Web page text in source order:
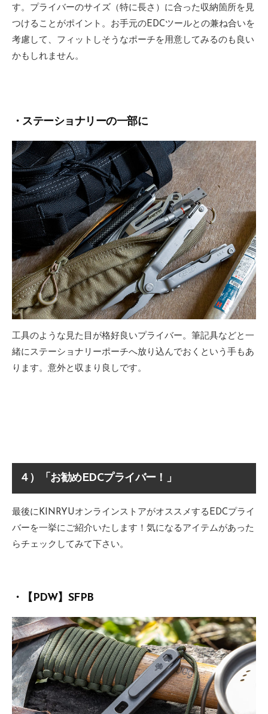
す。プライバーのサイズ（特に長さ）に合った収納箇所を見
つけることがポイント。お手元のEDCツールとの兼ね合いを
考慮して、フィットしそうなポーチを用意してみるのも良い
かもしれません。
・ステーショナリーの一部に
工具のような見た目が格好良いプライバー。筆記具などと一
緒にステーショナリーポーチへ放り込んでおくという手もあ
ります。意外と収まり良しです。
４）「お勧めEDCプライバー！」
最後にKINRYUオンラインストアがオススメするEDCプライ
バーを一挙にご紹介いたします！気になるアイテムがあった
らチェックしてみて下さい。
・【PDW】SFPB